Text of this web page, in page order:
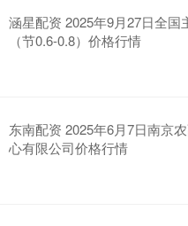
涵星配资 2025年9月27日全国
（节0.6-0.8）价格行情
东南配资 2025年6月7日南京
心有限公司价格行情